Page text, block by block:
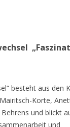
besteht aus den
Korte,
und blickt
und